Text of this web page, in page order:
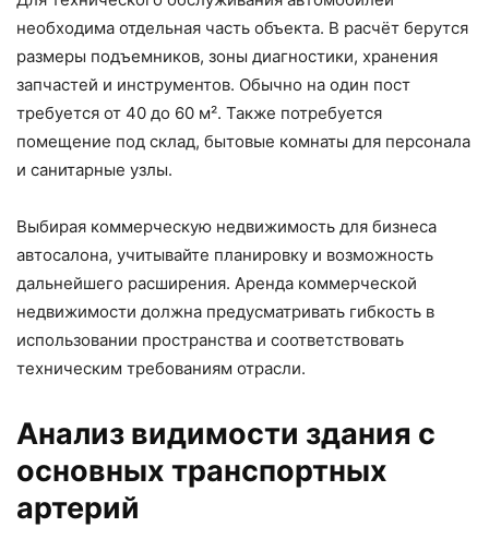
необходима отдельная часть объекта. В расчёт берутся
размеры подъемников, зоны диагностики, хранения
запчастей и инструментов. Обычно на один пост
требуется от 40 до 60 м². Также потребуется
помещение под склад, бытовые комнаты для персонала
и санитарные узлы.
Выбирая коммерческую недвижимость для бизнеса
автосалона, учитывайте планировку и возможность
дальнейшего расширения. Аренда коммерческой
недвижимости должна предусматривать гибкость в
использовании пространства и соответствовать
техническим требованиям отрасли.
Анализ видимости здания с
основных транспортных
артерий